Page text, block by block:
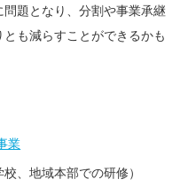
題となり、分割や事業承継
も減らすことができるかも
業
校、地域本部での研修）